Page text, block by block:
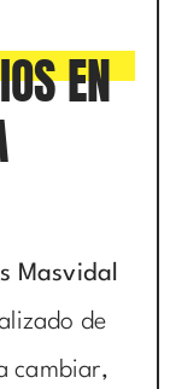
EN
Masvidal
de
cambiar,